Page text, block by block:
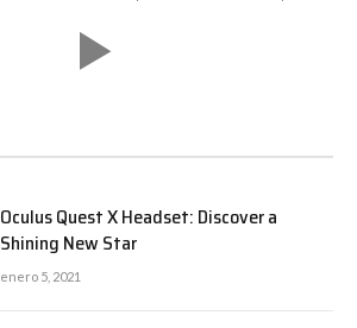
Oculus Quest X Headset: Discover a
Shining New Star
enero 5, 2021